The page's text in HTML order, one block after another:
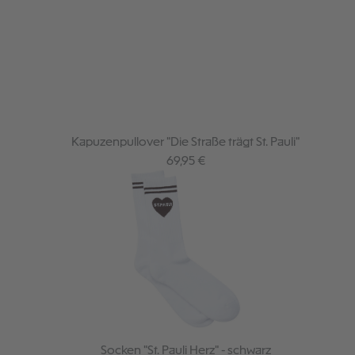
Kapuzenpullover "Die Straße trägt St. Pauli"
Regulärer Preis:
69,95 €
Socken "St. Pauli Herz" - schwarz